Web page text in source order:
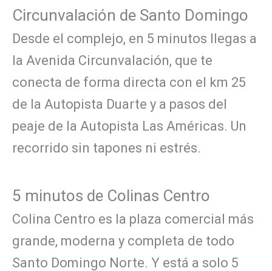
Circunvalación de Santo Domingo
Desde el complejo, en 5 minutos llegas a
la Avenida Circunvalación, que te
conecta de forma directa con el km 25
de la Autopista Duarte y a pasos del
peaje de la Autopista Las Américas. Un
recorrido sin tapones ni estrés.
5 minutos de Colinas Centro
Colina Centro es la plaza comercial más
grande, moderna y completa de todo
Santo Domingo Norte. Y está a solo 5